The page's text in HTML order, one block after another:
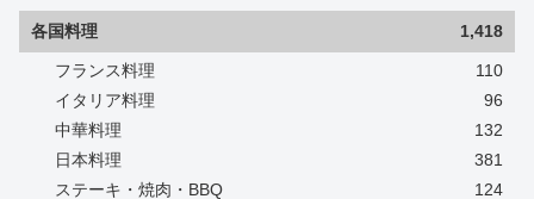
各国料理 1,418
フランス料理
110
イタリア料理
96
中華料理
132
日本料理
381
ステーキ・焼肉・BBQ
124